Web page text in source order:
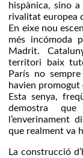
hispànica, sino
rivalitat europea
En eixe nou
més incómoda
Madrit.
territori baix
París no
havien
Esta senya,
demostra
l’enverinament
que realment va
La construcció